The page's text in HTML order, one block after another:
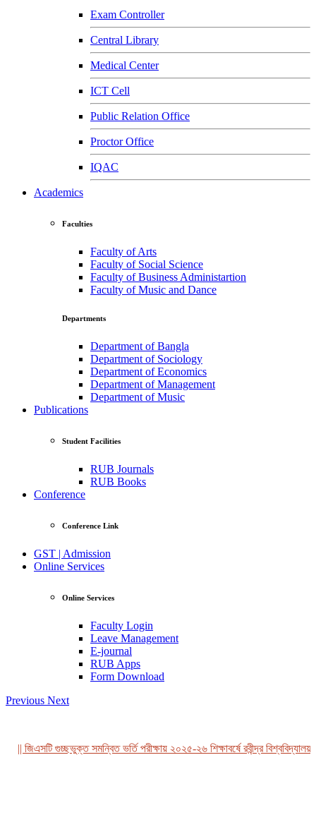
Exam Controller
Central Library
Medical Center
ICT Cell
Public Relation Office
Proctor Office
IQAC
Academics
Faculties
Faculty of Arts
Faculty of Social Science
Faculty of Business Administartion
Faculty of Music and Dance
Departments
Department of Bangla
Department of Sociology
Department of Economics
Department of Management
Department of Music
Publications
Student Facilities
RUB Journals
RUB Books
Conference
Conference Link
GST | Admission
Online Services
Online Services
Faculty Login
Leave Management
E-journal
RUB Apps
Form Download
Previous Next
|| জিএসটি গুচ্ছভুক্ত সমন্বিত ভর্তি পরীক্ষায় ২০২৫-২৬ শিক্ষাবর্ষে রবীন্দ্র